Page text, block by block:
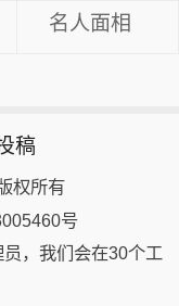
名人面相
稿
权所有
号
，我们会在30个工